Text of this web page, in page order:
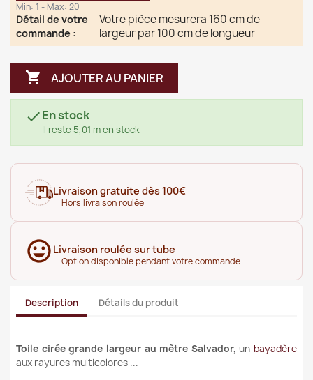
Min: 1 - Max: 20
Détail de votre
commande :
Votre pièce mesurera 160 cm de
largeur par 100 cm de longueur
 AJOUTER AU PANIER
En stock
Il reste 5,01 m en stock
Livraison gratuite dès 100€
Hors livraison roulée
Livraison roulée sur tube
Option disponible pendant votre commande
Description Détails du produit
Toile cirée grande largeur au mètre Salvador,un bayadère
aux rayures multicolores ...